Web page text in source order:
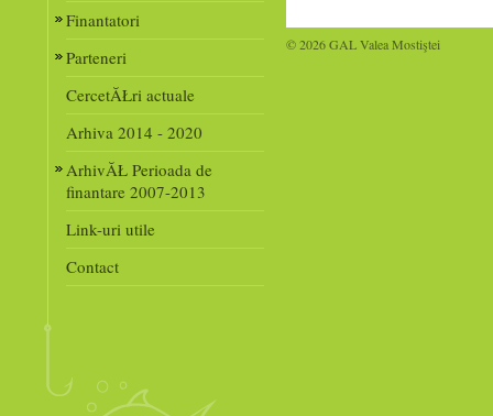
Finantatori
Parteneri
CercetĂŁri actuale
Arhiva 2014 - 2020
ArhivĂŁ Perioada de
finantare 2007-2013
Link-uri utile
Contact
© 2026 GAL Valea Mostiştei